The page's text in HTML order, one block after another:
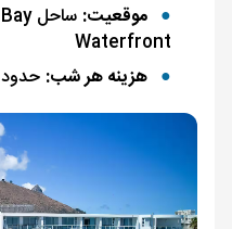
موقعیت:
Waterfront
هزینه هر شب: حدود ۲۵۰ تا ۳۸۰ دلار آمریکا